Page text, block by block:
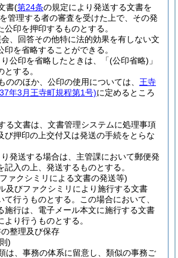
書(第24条の規定により発送する文書を
管理する者の審査を受けた上で、その発
公印を押印するものとする。
、回答その他特に法的効果を有しない文
印を省略することができる。
公印を省略したときは、「(公印省略) 」
する。
ののほか、公印の使用については、 王寺
年3月王寺町規程第1号)に定めるところ
る文書は、文書管理システムに処理事項
び押印の上交付又は発送の手続をとらな
発送する場合は、主管課において郵便発
記入の上、発送するものとする。
ァクシミリによる文書の発送等)
及びファクシミリにより施行する文書
行うものとする。
この場合において、
施行は、電子メール本文に施行する文書
より行うものとする。
整理及び保存
)
は、事務の体系に留意し、類似の事務ご